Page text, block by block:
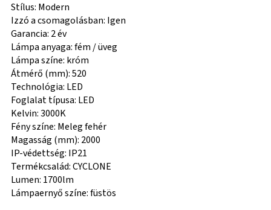
Stílus: Modern
Izzó a csomagolásban: Igen
Garancia: 2 év
Lámpa anyaga: fém / üveg
Lámpa színe: króm
Átmérő (mm): 520
Technológia: LED
Foglalat típusa: LED
Kelvin: 3000K
Fény színe: Meleg fehér
Magasság (mm): 2000
IP-védettség: IP21
Termékcsalád: CYCLONE
Lumen: 1700lm
Lámpaernyő színe: füstös